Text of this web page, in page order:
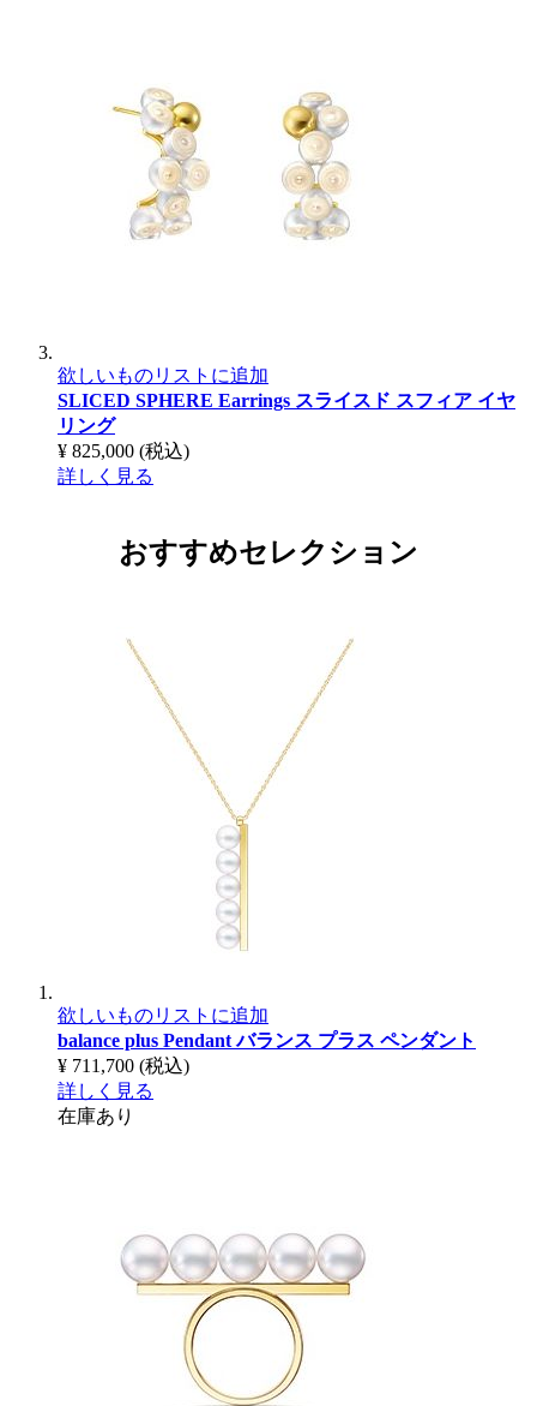
欲しいものリストに追加
SLICED SPHERE Earrings スライスド スフィア イヤ
リング
¥ 825,000 (税込)
詳しく見る
おすすめセレクション
欲しいものリストに追加
balance plus Pendantバランス プラス ペンダント
¥ 711,700 (税込)
詳しく見る
在庫あり